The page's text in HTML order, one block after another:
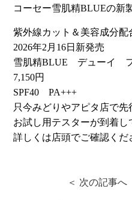
コーセー雪肌精BLUEの新
紫外線カット＆美容成分配
2026年2月16日新発売
雪肌精BLUE デューイ
7,150円
SPF40 PA+++
只今みどりやアピタ店で
お試し用テスターが到着し
詳しくは店頭でご確認くだ
＜ 次の記事へ